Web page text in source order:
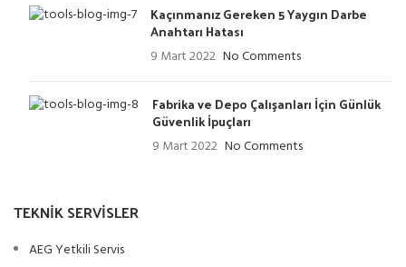
Kaçınmanız Gereken 5 Yaygın Darbe
Anahtarı Hatası
9 Mart 2022 No Comments
Fabrika ve Depo Çalışanları İçin Günlük
Güvenlik İpuçları
9 Mart 2022 No Comments
TEKNIK SERVISLER
AEG Yetkili Servis